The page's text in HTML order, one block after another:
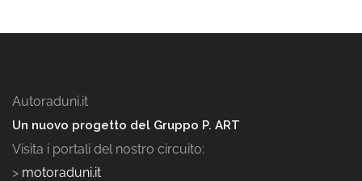
Autoraduni.it
Un nuovo progetto del Gruppo P. ART
Visita i portali del nostro circuito:
> motoraduni.it